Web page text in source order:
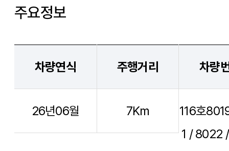
주요정보
차량연식 주행거리
26년06월 7Km
차량
116호
1 / 8022